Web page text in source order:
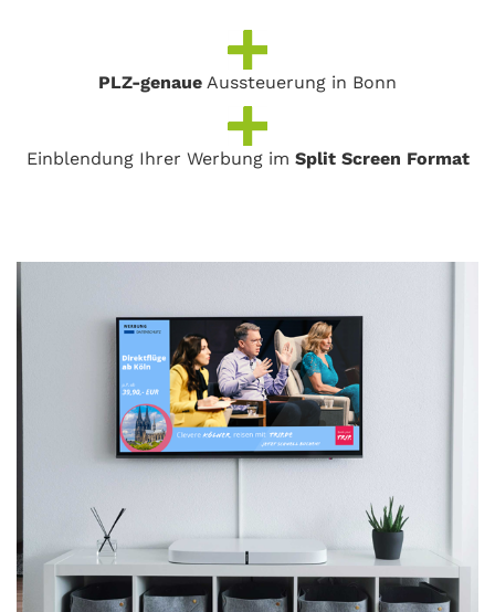
PLZ-genaue Aussteuerung in Bonn
Einblendung Ihrer Werbung im Split Screen Format